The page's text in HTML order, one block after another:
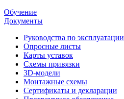
Обучение
Документы
Руководства по эксплуатации
Опросные листы
Карты уставок
Схемы привязки
3D-модели
Монтажные схемы
Сертификаты и декларации